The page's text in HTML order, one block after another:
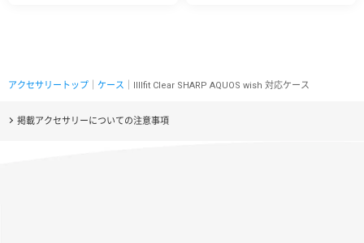
アクセサリートップ ケース ｜IIIIfit Clear SHARP AQUOS wish 対応ケース
掲載アクセサリーについての注意事項